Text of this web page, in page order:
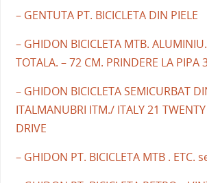
– GENTUTA PT. BICICLETA DIN PIELE
– GHIDON BICICLETA MTB.
TOTALA. – 72 CM. PRINDERE LA PIPA
– GHIDON BICICLETA SEMICURBAT
ITALMANUBRI ITM./ ITALY 21
DRIVE
– GHIDON PT. BICICLETA MTB . ETC.